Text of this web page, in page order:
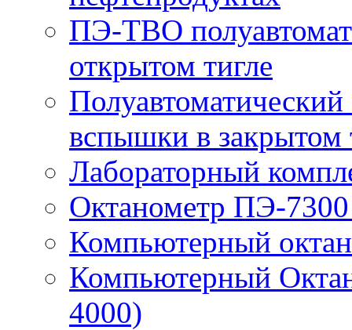
ПЭ-ТВО
открытом тигле
вспышки в закрытом
Лабораторный
Октанометр ПЭ-
Компьютерный
Компьютерный
4000)